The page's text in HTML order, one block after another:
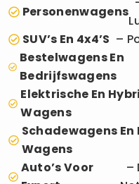
Personenwagens
SUV’s En 4x4’s –
Bestelwagens En
Bedrijfswagens
Elektrische En
Wagens
Schadewagens En
Wagens
Auto’s Voor
–